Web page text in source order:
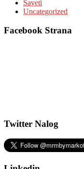
Saveti
Uncategorized
Facebook Strana
Twitter Nalog